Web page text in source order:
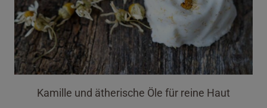
Kamille und ätherische Öle für reine Haut